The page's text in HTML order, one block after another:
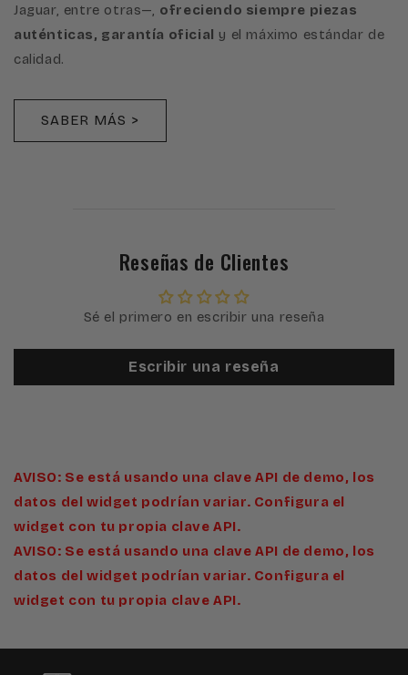
Jaguar, entre otras—, ofreciendo siempre piezas
auténticas, garantía oficial y el máximo estándar de
calidad.
SABER MÁS >
Reseñas de Clientes
Sé el primero en escribir una reseña
Escribir una reseña
AVISO: Se está usando una clave API de demo, los
datos del widget podrían variar. Configura el
widget con tu propia clave API.
AVISO: Se está usando una clave API de demo, los
datos del widget podrían variar. Configura el
widget con tu propia clave API.